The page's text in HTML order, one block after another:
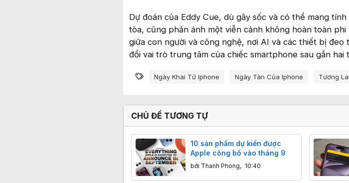
Dự đoán của Eddy Cue, dù gây sốc và có thể mang
tòa, cũng phản ánh một viễn cảnh không hoàn toàn
giữa con người và công nghệ, nơi AI và các thiết bị
đổi vai trò trung tâm của chiếc smartphone sau gần hai
Từ khóa
Ngày Khai Tử Iphone Ngày Tàn Của Iphone Tương
CHỦ ĐỀ TƯƠNG TỰ
10 sản phẩm dự kiến được
Apple công bố vào tháng 9
bởi Thanh Phong, 10:40